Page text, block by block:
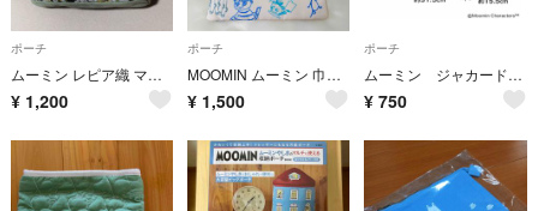
ポーチ
ムーミン レピア織 マチ付ポーチ 新品未使用
¥ 1,200
ポーチ
MOOMIN ムーミン 巾着袋 ポーチ カラフル
¥ 1,500
ポーチ
ムーミン ジャカード織り おでかけ巾着バッグ
¥ 750